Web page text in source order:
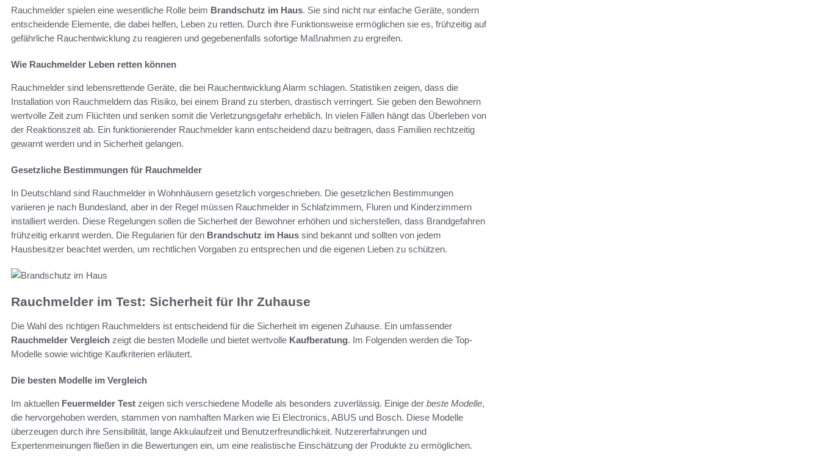
Rauchmelder spielen eine wesentliche Rolle beim Brandschutz im Haus. Sie sind nicht nur einfache Geräte, sondern
entscheidende Elemente, die dabei helfen, Leben zu retten. Durch ihre Funktionsweise ermöglichen sie es, frühzeitig auf
gefährliche Rauchentwicklung zu reagieren und gegebenenfalls sofortige Maßnahmen zu ergreifen.
Wie Rauchmelder Leben retten können
Rauchmelder sind lebensrettende Geräte, die bei Rauchentwicklung Alarm schlagen. Statistiken zeigen, dass die
Installation von Rauchmeldern das Risiko, bei einem Brand zu sterben, drastisch verringert. Sie geben den Bewohnern
wertvolle Zeit zum Flüchten und senken somit die Verletzungsgefahr erheblich. In vielen Fällen hängt das Überleben von
der Reaktionszeit ab. Ein funktionierender Rauchmelder kann entscheidend dazu beitragen, dass Familien rechtzeitig
gewarnt werden und in Sicherheit gelangen.
Gesetzliche Bestimmungen für Rauchmelder
In Deutschland sind Rauchmelder in Wohnhäusern gesetzlich vorgeschrieben. Die gesetzlichen Bestimmungen
variieren je nach Bundesland, aber in der Regel müssen Rauchmelder in Schlafzimmern, Fluren und Kinderzimmern
installiert werden. Diese Regelungen sollen die Sicherheit der Bewohner erhöhen und sicherstellen, dass Brandgefahren
frühzeitig erkannt werden. Die Regularien für den Brandschutz im Haus sind bekannt und sollten von jedem
Hausbesitzer beachtet werden, um rechtlichen Vorgaben zu entsprechen und die eigenen Lieben zu schützen.
Rauchmelder im Test: Sicherheit für Ihr Zuhause
Die Wahl des richtigen Rauchmelders ist entscheidend für die Sicherheit im eigenen Zuhause. Ein umfassender
Rauchmelder Vergleich zeigt die besten Modelle und bietet wertvolle Kaufberatung. Im Folgenden werden die Top-
Modelle sowie wichtige Kaufkriterien erläutert.
Die besten Modelle im Vergleich
Im aktuellen Feuermelder Test zeigen sich verschiedene Modelle als besonders zuverlässig. Einige der beste Modelle,
die hervorgehoben werden, stammen von namhaften Marken wie Ei Electronics, ABUS und Bosch. Diese Modelle
überzeugen durch ihre Sensibilität, lange Akkulaufzeit und Benutzerfreundlichkeit. Nutzererfahrungen und
Expertenmeinungen fließen in die Bewertungen ein, um eine realistische Einschätzung der Produkte zu ermöglichen.